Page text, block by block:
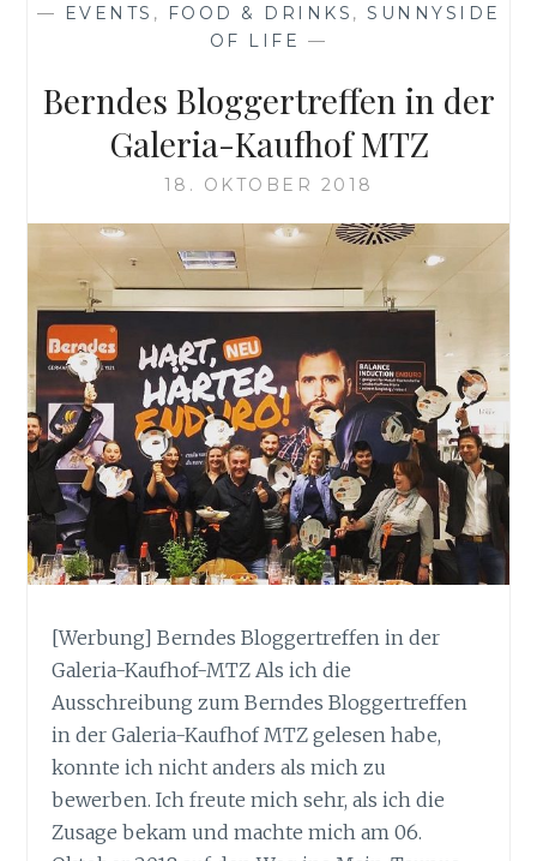
— EVENTS , FOOD & DRINKS , SUNNYSIDE
OF LIFE —
Berndes Bloggertreffen in der
Galeria-Kaufhof MTZ
18. OKTOBER 2018
[Werbung] Berndes Bloggertreffen in der
Galeria-Kaufhof-MTZ Als ich die
Ausschreibung zum Berndes Bloggertreffen
in der Galeria-Kaufhof MTZ gelesen habe,
konnte ich nicht anders als mich zu
bewerben. Ich freute mich sehr, als ich die
Zusage bekam und machte mich am 06.